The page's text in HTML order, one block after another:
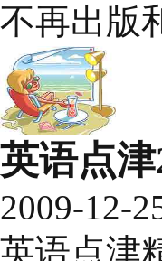
不再出版
英语点
2009-12-
英语点津